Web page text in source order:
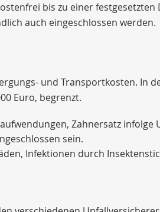
bis zu einer festgesetzten
auch eingeschlossen werden.
und Transportkosten. In
Euro, begrenzt.
Zahnersatz infolge
sein.
Infektionen durch